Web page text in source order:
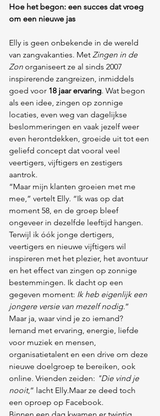
Hoe het begon: een succes dat vroeg
om een nieuwe jas
Elly is geen onbekende in de wereld
van zangvakanties. Met Zingen in de
Zon organiseert ze al sinds 2007
inspirerende zangreizen, inmiddels
goed voor 18 jaar ervaring. Wat begon
als een idee, zingen op zonnige
locaties, even weg van dagelijkse
beslommeringen en vaak jezelf weer
even herontdekken, groeide uit tot een
geliefd concept dat vooral veel
veertigers, vijftigers en zestigers
aantrok.
“Maar mijn klanten groeien met me
mee,” vertelt Elly. “Ik was op dat
moment 58, en de groep bleef
ongeveer in dezelfde leeftijd hangen.
Terwijl ik óók jonge dertigers,
veertigers en nieuwe vijftigers wil
inspireren met het plezier, het avontuur
en het effect van zingen op zonnige
bestemmingen. Ik dacht op een
gegeven moment: Ik heb eigenlijk een
jongere versie van mezelf nodig.”
Maar ja, waar vind je zo iemand?
Iemand met ervaring, energie, liefde
voor muziek en mensen,
organisatietalent en een drive om deze
nieuwe doelgroep te bereiken, ook
online. Vrienden zeiden: "Die vind je
nooit,” lacht Elly.Maar ze deed toch
een oproep op Facebook.